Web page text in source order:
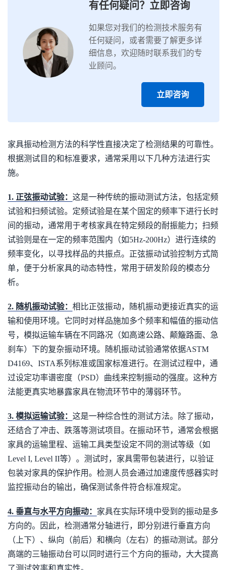
有任何疑问？立即咨询
如果您对我们的检测技术服务有
任何疑问，或者需要了解更多详
细信息，欢迎随时联系我们的专
业顾问。
立即咨询
家具振动检测方法的科学性直接决定了检测结果的可靠性。
根据测试目的和标准要求，通常采用以下几种方法进行实
施。
1. 正弦振动试验： 这是一种传统的振动测试方法，包括定频
试验和扫频试验。定频试验是在某个固定的频率下进行长时
间的振动，通常用于考核家具在特定频段的耐振能力；扫频
试验则是在一定的频率范围内（如5Hz-200Hz）进行连续的
频率变化，以寻找样品的共振点。正弦振动试验控制方式简
单，便于分析家具的动态特性，常用于研发阶段的模态分
析。
2. 随机振动试验： 相比正弦振动，随机振动更接近真实的运
输和使用环境。它同时对样品施加多个频率和幅值的振动信
号，模拟运输车辆在不同路况（如高速公路、颠簸路面、急
刹车）下的复杂振动环境。随机振动试验通常依据ASTM
D4169、ISTA系列标准或国家标准进行。在测试过程中，通
过设定功率谱密度（PSD）曲线来控制振动的强度。这种方
法能更真实地暴露家具在物流环节中的薄弱环节。
3. 模拟运输试验： 这是一种综合性的测试方法。除了振动，
还结合了冲击、跌落等测试项目。在振动环节，通常会根据
家具的运输里程、运输工具类型设定不同的测试等级（如
Level I, Level II等）。测试时，家具需带包装进行，以验证
包装对家具的保护作用。检测人员会通过加速度传感器实时
监控振动台的输出，确保测试条件符合标准规定。
4. 垂直与水平方向振动： 家具在实际环境中受到的振动是多
方向的。因此，检测通常分轴进行，即分别进行垂直方向
（上下）、纵向（前后）和横向（左右）的振动测试。部分
高端的三轴振动台可以同时进行三个方向的振动，大大提高
了测试效率和真实性。